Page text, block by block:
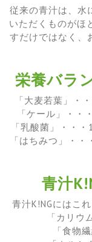
従来の青汁は、水
いただくものがほ
すだけではなく、
栄養バラ
「大麦若葉」・
「ケール」・・
「乳酸菌」・・
「はちみつ」・
青汁
青汁K!NGにはこ
「カリ
「食物